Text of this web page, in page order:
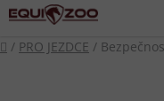
Domů
/ PRO JEZDCE /